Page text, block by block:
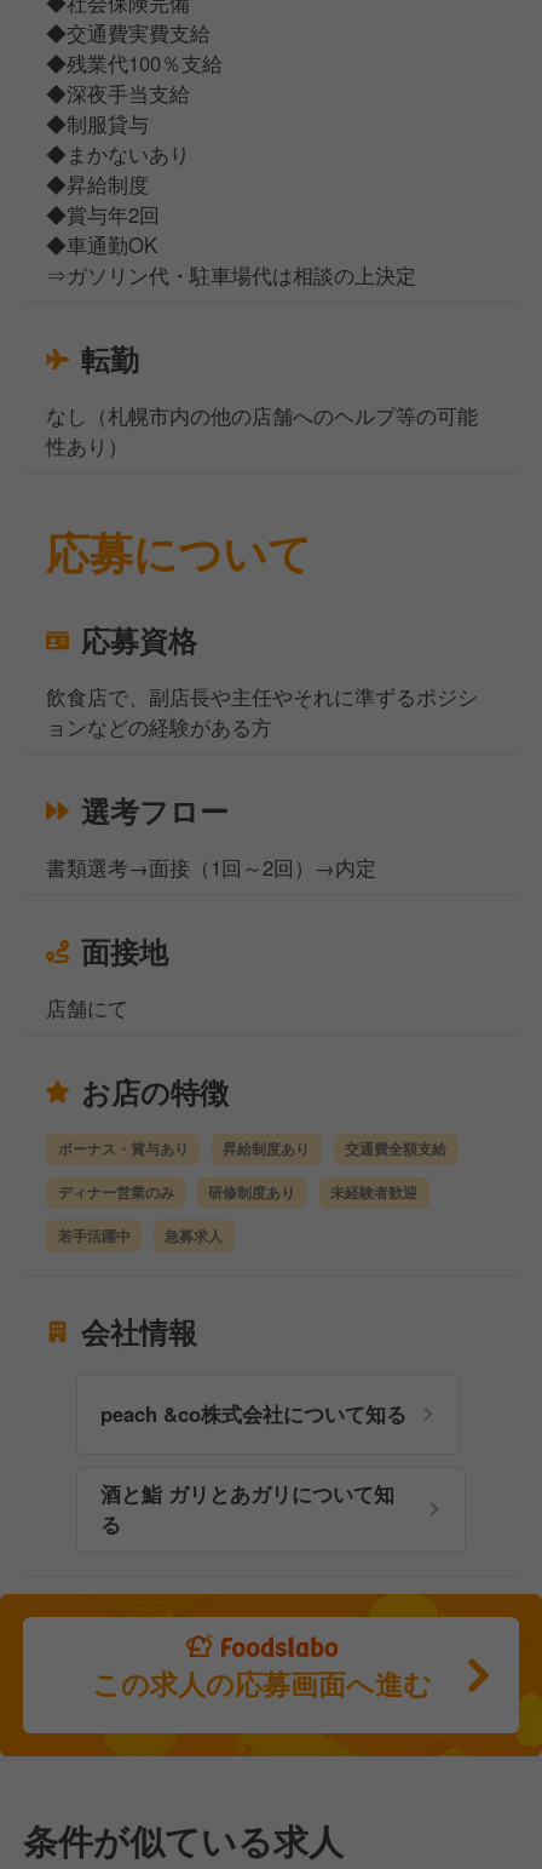
◆交通費実費支給
◆残業代100％支給
◆深夜手当支給
◆制服貸与
◆まかないあり
◆昇給制度
◆賞与年2回
◆車通勤OK
⇒ガソリン代・駐車場代は相談の上決定
転勤
なし（札幌市内の他の店舗へのヘルプ等の可能
性あり）
応募について
応募資格
飲食店で、副店長や主任やそれに準ずるポジシ
ョンなどの経験がある方
選考フロー
書類選考→面接（1回～2回）→内定
面接地
店舗にて
お店の特徴
ボーナス・賞与あり 昇給制度あり 交通費全額支給
ディナー営業のみ 研修制度あり 未経験者歓迎
若手活躍中 急募求人
会社情報
peach &co株式会社について知る
酒と鮨 ガリとあガリについて知
る
この求人の応募画面へ進む
条件が似ている求人